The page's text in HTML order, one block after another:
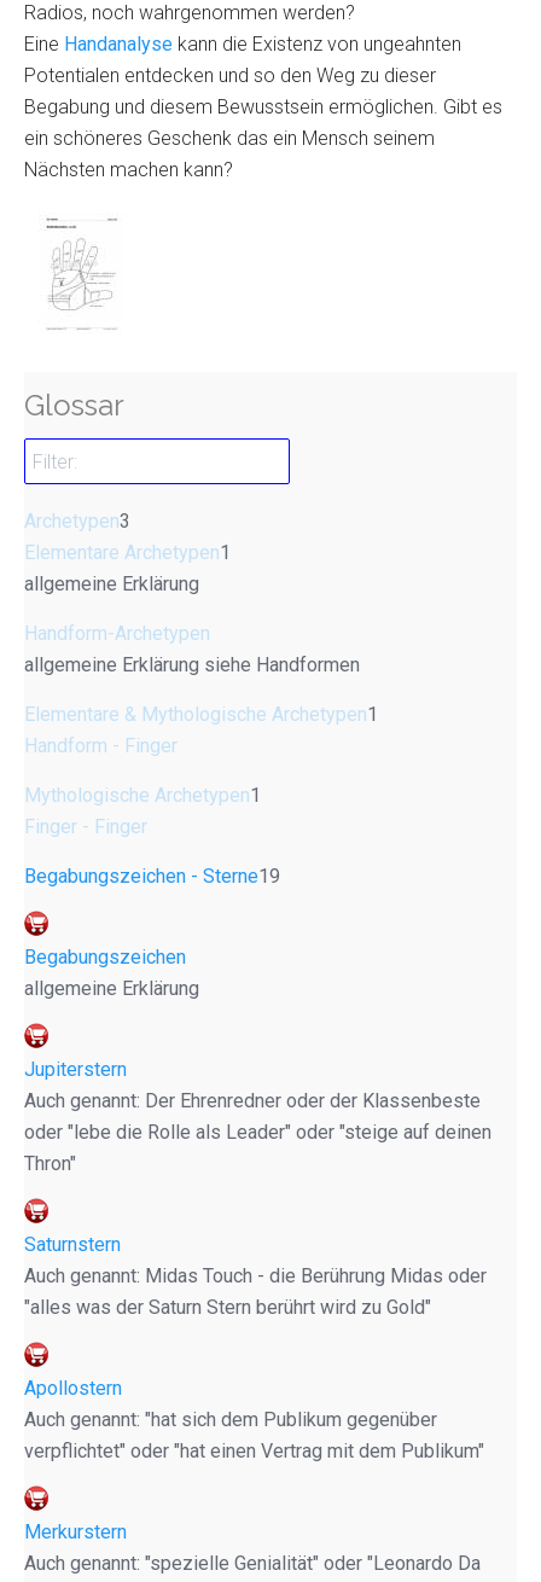
Radios, noch wahrgenommen werden?
Eine Handanalyse kann die Existenz von ungeahnten
Potentialen entdecken und so den Weg zu dieser
Begabung und diesem Bewusstsein ermöglichen. Gibt es
ein schöneres Geschenk das ein Mensch seinem
Nächsten machen kann?
Glossar
Archetypen3
Elementare Archetypen1
allgemeine Erklärung
Handform-Archetypen
allgemeine Erklärung siehe Handformen
Elementare & Mythologische Archetypen1
Handform - Finger
Mythologische Archetypen1
Finger - Finger
Begabungszeichen - Sterne19
Begabungszeichen
allgemeine Erklärung
Jupiterstern
Auch genannt: Der Ehrenredner oder der Klassenbeste
oder "lebe die Rolle als Leader" oder "steige auf deinen
Thron"
Saturnstern
Auch genannt: Midas Touch - die Berührung Midas oder
"alles was der Saturn Stern berührt wird zu Gold"
Apollostern
Auch genannt: "hat sich dem Publikum gegenüber
verpflichtet" oder "hat einen Vertrag mit dem Publikum"
Merkurstern
Auch genannt: "spezielle Genialität" oder "Leonardo Da